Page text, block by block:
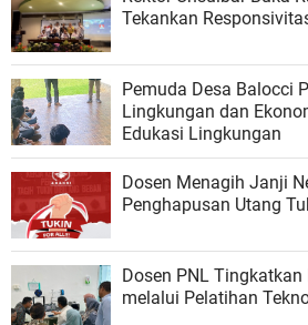
Tekankan
Pemuda Desa Balocci
Lingkungan dan
Edukasi Lingkungan
Dosen Menagih Janji
Penghapusan Utang
Dosen PNL
melalui Pelatihan